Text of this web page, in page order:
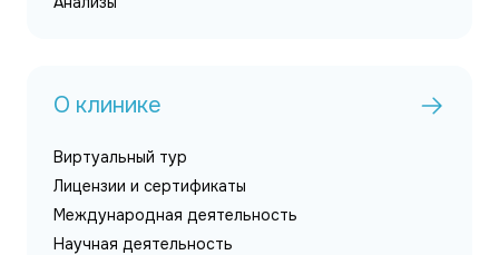
О клинике
Виртуальный тур
Лицензии и сертификаты
Международная деятельность
Научная деятельность